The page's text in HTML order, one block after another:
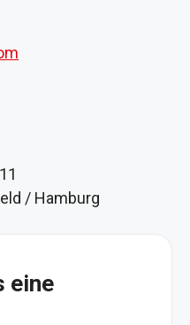
/ Hamburg
eine